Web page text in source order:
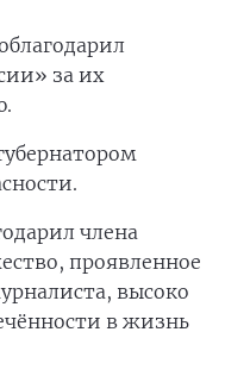
за их
члена
проявленное
высоко
в жизнь